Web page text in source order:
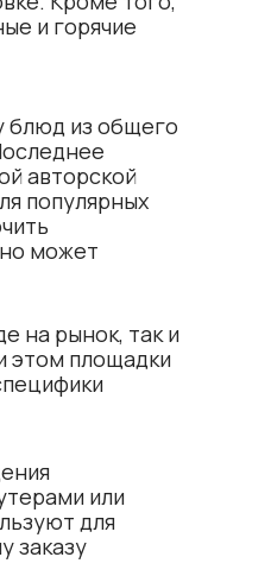
и горячие
блюд из общего
авторской
популярных
может
на рынок, так и
этом площадки
или
для
заказу